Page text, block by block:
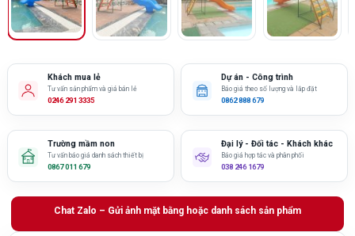
Khách mua lẻ
Tư vấn sản phẩm và giá bán lẻ
0246 291 3335
Dự án - Công trình
Báo giá theo số lượng và lắp đặt
0862 888 679
Trường mầm non
Tư vấn báo giá danh sách thiết bị
0867 011 679
Đại lý - Đối tác - Khách khác
Báo giá hợp tác và phân phối
038 246 1679
Chat Zalo – Gửi ảnh mặt bằng hoặc danh sách sản phẩm